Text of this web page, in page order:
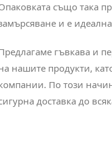
също така
и е
гъвкава и
нашите продукти,
По този
доставка до